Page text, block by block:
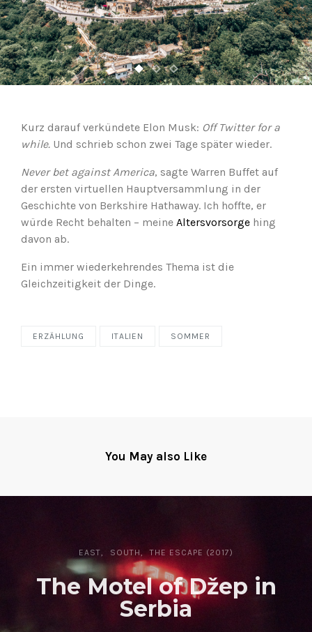
Kurz darauf verkündete Elon Musk: Off Twitter for a
while. Und schrieb schon zwei Tage später wieder.
Never bet against America, sagte Warren Buffet auf
der ersten virtuellen Hauptversammlung in der
Geschichte von Berkshire Hathaway. Ich hoffte, er
würde Recht behalten – meine Altersvorsorge hing
davon ab.
Ein immer wiederkehrendes Thema ist die
Gleichzeitigkeit der Dinge.
ERZÄHLUNG ITALIEN SOMMER
You May also Like
EAST SOUTH THE ESCAPE (2017)
The Motel of Džep in
Serbia